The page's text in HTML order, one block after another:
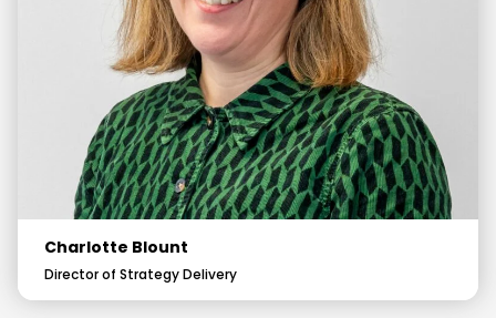
Charlotte Blount
Director of Strategy Delivery